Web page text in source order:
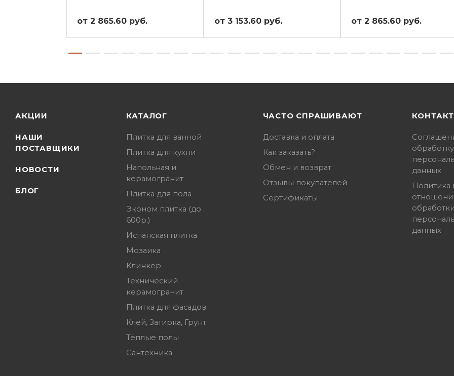
от 2 865.60 руб. от 3 153.60 руб. от 2 865.60 руб.
АКЦИИ
НАШИ
ПОСТАВЩИКИ
НОВОСТИ
БЛОГ
КАТАЛОГ
Плитка для ванной
Плитка для кухни
Напольная и
керамогранит
Плитка для пола
Эконом плитка (до
600р.)
Испанская плитка
Мозаика
Клинкер
Технический
керамогранит
Плитка для фасадов
Клей, Затирка, Грунт
Тёплые полы
Сантехника
ЧАСТО СПРАШИВАЮТ
Доставка и оплата
Как заказать?
Обмен и возврат
Отзывы покупателей
Сертификаты
обработку
данных
Политика
обработки
данных